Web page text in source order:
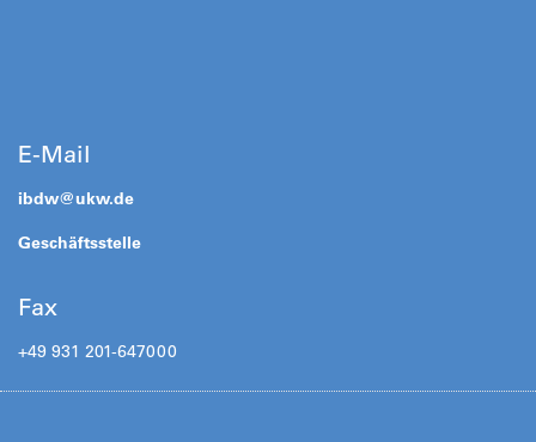
E-Mail
ibdw@ukw.de
Geschäftsstelle
Fax
+49 931 201-647000